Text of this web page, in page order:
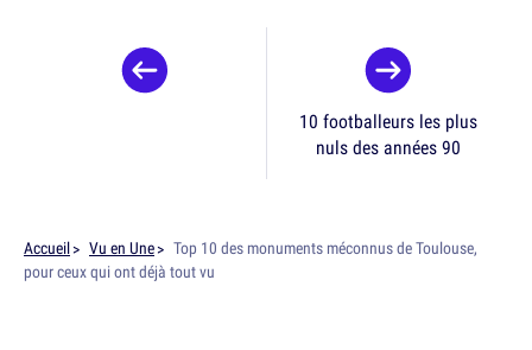
10 footballeurs les plus
nuls des années 90
Accueil Vu en Une
Top 10 des monuments méconnus de Toulouse,
pour ceux qui ont déjà tout vu